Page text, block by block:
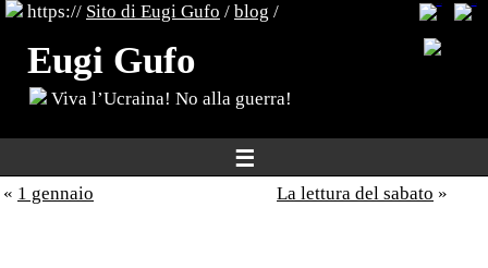
https:// Sito di Eugi Gufo / blog /
Eugi Gufo
Viva l’Ucraina! No alla guerra!
☰
« 1 gennaio La lettura del sabato »